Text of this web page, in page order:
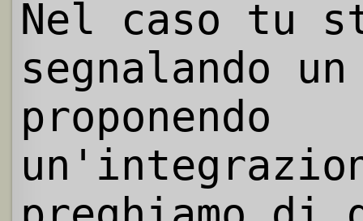
Nel caso tu
segnalando
proponendo